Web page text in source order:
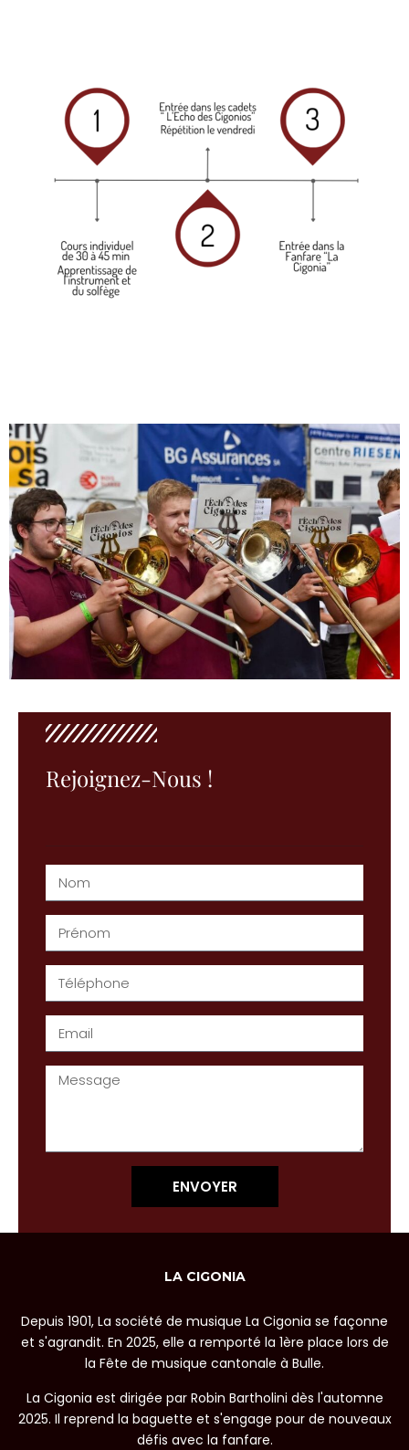
Rejoignez-Nous !
ENVOYER
LA CIGONIA
Depuis 1901, La société de musique La Cigonia se façonne
et s'agrandit. En 2025, elle a remporté la 1ère place lors de
la Fête de musique cantonale à Bulle.
La Cigonia est dirigée par Robin Bartholini dès l'automne
2025. Il reprend la baguette et s'engage pour de nouveaux
défis avec la fanfare.